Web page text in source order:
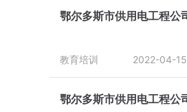
鄂尔多斯市供用电工程公
教育培训 2022-04-15
鄂尔多斯市供用电工程公